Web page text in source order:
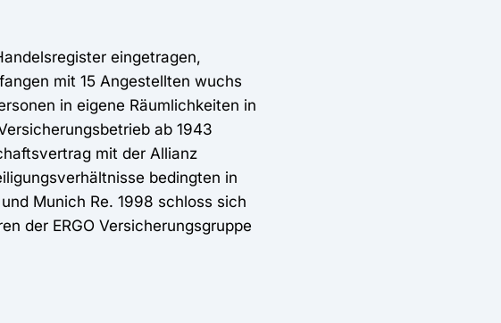
eingetragen,
mit 15 Angestellten wuchs
in eigene Räumlichkeiten in
ab 1943
mit der Allianz
bedingten in
Munich Re. 1998 schloss sich
der ERGO Versicherungsgruppe